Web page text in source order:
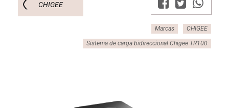
CHIGEE
Marcas CHIGEE
Sistema de carga bidireccional Chigee TR100